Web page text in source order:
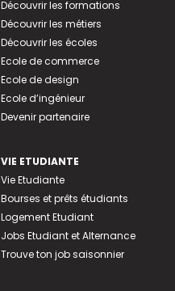
Découvrir les formations
Découvrir les métiers
Découvrir les écoles
Ecole de commerce
Ecole de design
Ecole d’ingénieur
Devenir partenaire
VIE ETUDIANTE
Vie Etudiante
Bourses et prêts étudiants
Logement Etudiant
Jobs Etudiant et Alternance
Trouve ton job saisonnier